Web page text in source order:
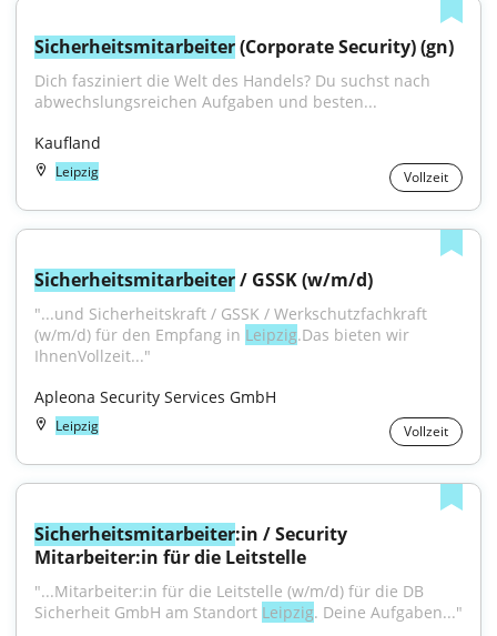
Sicherheitsmitarbeiter (Corporate Security) (gn)
Dich fasziniert die Welt des Handels? Du suchst nach
abwechslungsreichen Aufgaben und besten...
Kaufland
Leipzig Vollzeit
Sicherheitsmitarbeiter / GSSK (w/m/d)
"...und Sicherheitskraft / GSSK / Werkschutzfachkraft
(w/m/d) für den Empfang in Leipzig.Das bieten wir
IhnenVollzeit..."
Apleona Security Services GmbH
Leipzig Vollzeit
Sicherheitsmitarbeiter:in / Security
Mitarbeiter:in für die Leitstelle
"...Mitarbeiter:in für die Leitstelle (w/m/d) für die DB
Sicherheit GmbH am Standort Leipzig. Deine Aufgaben..."